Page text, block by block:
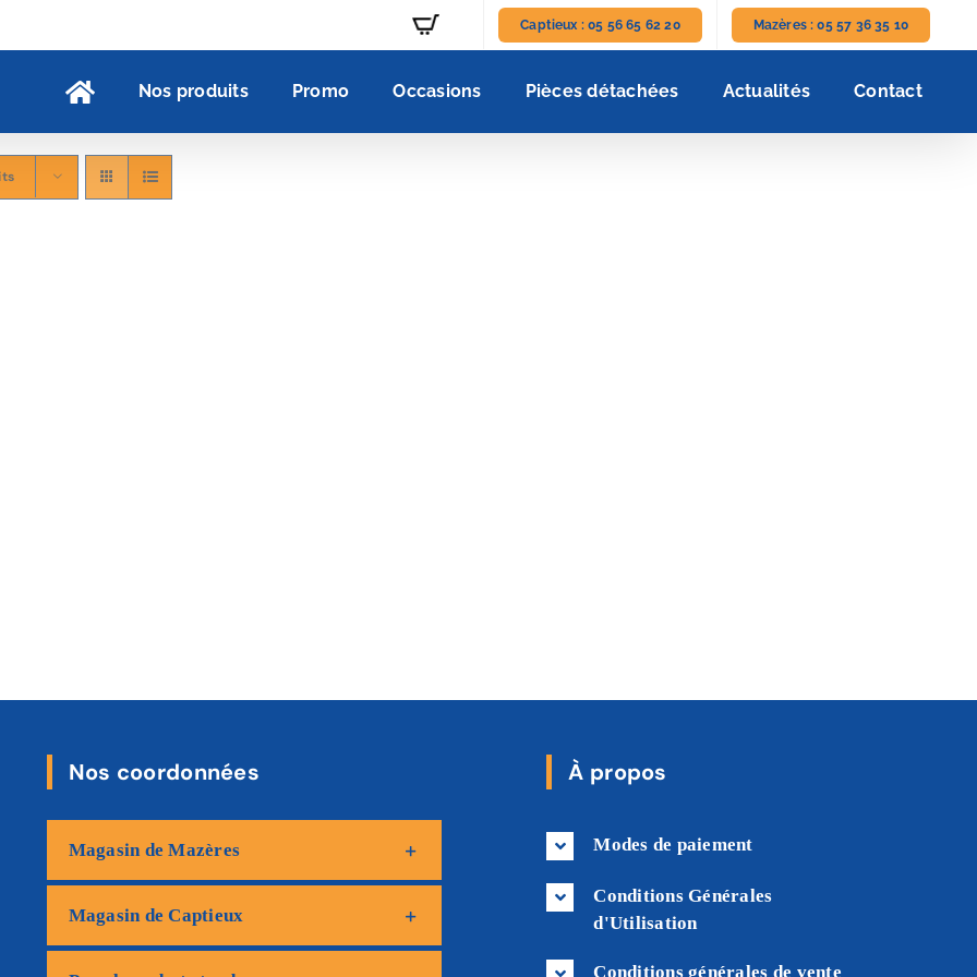
Captieux : 05 56 65 62 20 Mazères : 05 57 36 35 10
Nos produits Promo Occasions Pièces détachées Actualités Contact
Nos coordonnées
Magasin de Mazères
Magasin de Captieux
À propos
Modes de paiement
Conditions Générales
d'Utilisation
Conditions générales de vente